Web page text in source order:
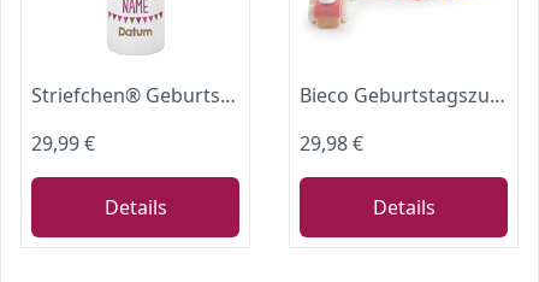
Striefchen® Geburtstagskerze Lebenslicht mit Namen und Geburtsdatum personalisiert Mädchen
29,99 €
Details
Bieco Geburtstagszug Holz - Berry Look 0-99 Jahre - Junge - Mädchen 1 geburtstag Geburtstagsring Geburtstagsteller Geburtstagskranz Kerzen Geburtstagskerze
29,98 €
Details